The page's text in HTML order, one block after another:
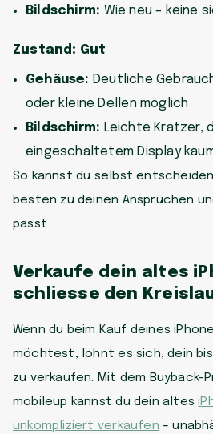
Bildschirm: Wie neu – keine
Zustand: Gut
Gehäuse: Deutliche
oder kleine Dellen möglich
Bildschirm: Leichte Kratzer,
eingeschaltetem Display
So kannst du selbst
besten zu deinen Ansprüchen
passt.
Verkaufe dein altes
schliesse den
Wenn du beim Kauf deines
möchtest, lohnt es sich, dein
zu verkaufen. Mit dem Buyback-
mobileup kannst du dein altes
unkompliziert verkaufen –